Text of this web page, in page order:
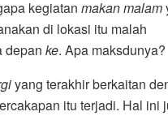
kegiatan makan malam
di lokasi itu malah
depan ke. Apa maksdunya?
yang terakhir berkaitan
itu terjadi. Hal ini